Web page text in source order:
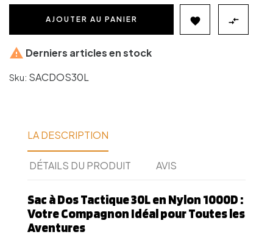
AJOUTER AU PANIER  
 Derniers articles en stock
Sku: SACDOS30L
LA DESCRIPTION
DÉTAILS DU PRODUIT AVIS
Sac à Dos Tactique 30L en Nylon 1000D :
Votre Compagnon Idéal pour Toutes les
Aventures